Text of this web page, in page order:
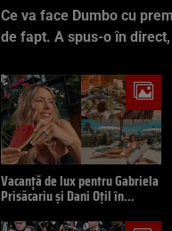
Ce va face Dumbo cu
de fapt. A spus-o în
Vacanță de lux pentru Gabriela
Prisăcariu și Dani Oțil în…